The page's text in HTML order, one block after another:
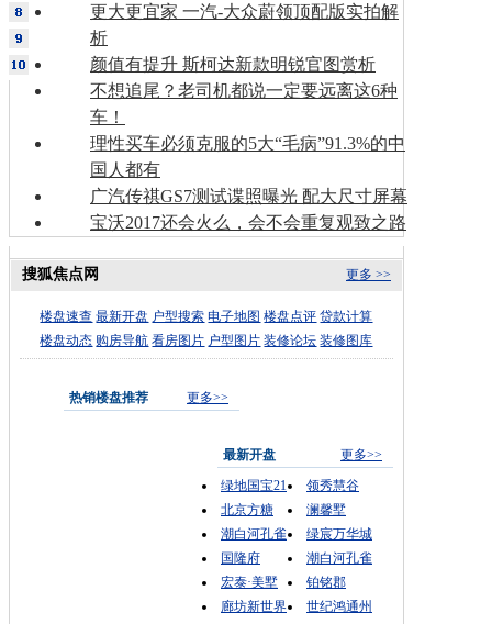
更大更宜家 一汽-大众蔚领顶配版实拍解
析
颜值有提升 斯柯达新款明锐官图赏析
不想追尾？老司机都说一定要远离这6种
车！
理性买车必须克服的5大“毛病”91.3%的中
国人都有
广汽传祺GS7测试谍照曝光 配大尺寸屏幕
宝沃2017还会火么，会不会重复观致之路
更多 >>
搜狐焦点网
楼盘速查 最新开盘 户型搜索 电子地图 楼盘点评 贷款计算
楼盘动态 购房导航 看房图片 户型图片 装修论坛 装修图库
热销楼盘推荐 更多>>
最新开盘
更多>>
绿地国宝21
领秀慧谷
北京方糖
澜馨墅
潮白河孔雀
绿宸万华城
国隆府
潮白河孔雀
宏泰·美墅
铂铭郡
廊坊新世界
世纪鸿通州